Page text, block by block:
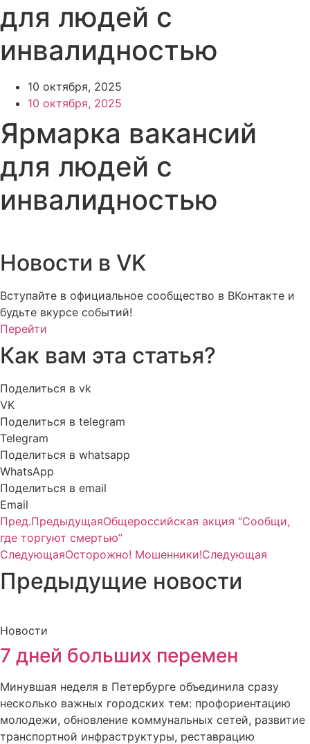
для людей с
инвалидностью
10 октября, 2025
10 октября, 2025
Ярмарка вакансий
для людей с
инвалидностью
Новости в VK
Вступайте в официальное сообщество в ВКонтакте и
будьте вкурсе событий!
Перейти
Как вам эта статья?
Поделиться в vk
VK
Поделиться в telegram
Telegram
Поделиться в whatsapp
WhatsApp
Поделиться в email
Email
Пред.ПредыдущаяОбщероссийская акция “Сообщи,
где торгуют смертью”
СледующаяОсторожно! Мошенники!Следующая
Предыдущие новости
Новости
7 дней больших перемен
Минувшая неделя в Петербурге объединила сразу
несколько важных городских тем: профориентацию
молодежи, обновление коммунальных сетей, развитие
транспортной инфраструктуры, реставрацию